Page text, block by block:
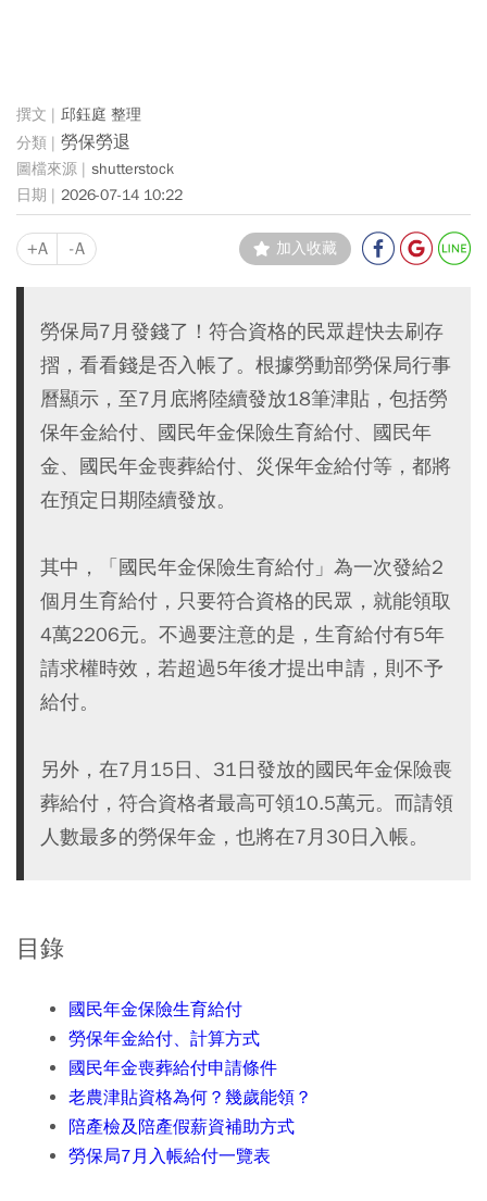
邱鈺庭 整理
勞保勞退
shutterstock
2026-07-14 10:22
+A -A 加入收藏
勞保局7月發錢了！符合資格的民眾趕快去刷存
摺，看看錢是否入帳了。根據勞動部勞保局行事
曆顯示，至7月底將陸續發放18筆津貼，包括勞
保年金給付、國民年金保險生育給付、國民年
金、國民年金喪葬給付、災保年金給付等，都將
在預定日期陸續發放。
其中，「國民年金保險生育給付」為一次發給2
個月生育給付，只要符合資格的民眾，就能領取
4萬2206元。不過要注意的是，生育給付有5年
請求權時效，若超過5年後才提出申請，則不予
給付。
另外，在7月15日、31日發放的國民年金保險喪
葬給付，符合資格者最高可領10.5萬元。而請領
人數最多的勞保年金，也將在7月30日入帳。
目錄
國民年金保險生育給付
勞保年金給付、計算方式
國民年金喪葬給付申請條件
老農津貼資格為何？幾歲能領？
陪產檢及陪產假薪資補助方式
勞保局7月入帳給付一覽表